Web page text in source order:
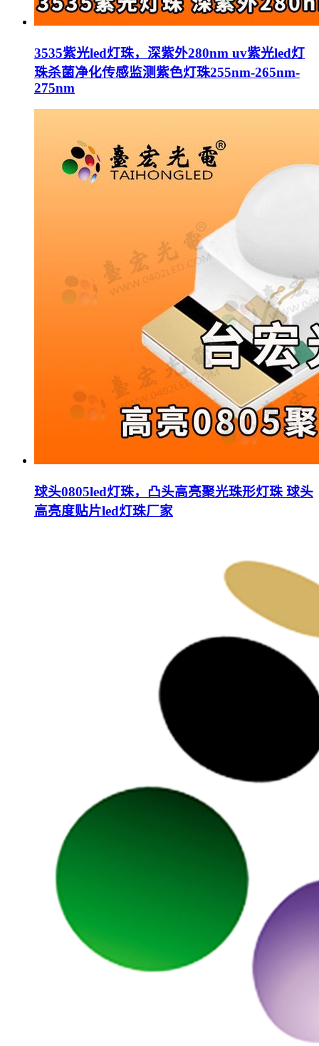
3535紫光led灯珠，深紫外280nm uv紫光led灯
珠杀菌净化传感监测紫色灯珠255nm-265nm-
275nm
球头0805led灯珠，凸头高亮聚光珠形灯珠 球头
高亮度贴片led灯珠厂家